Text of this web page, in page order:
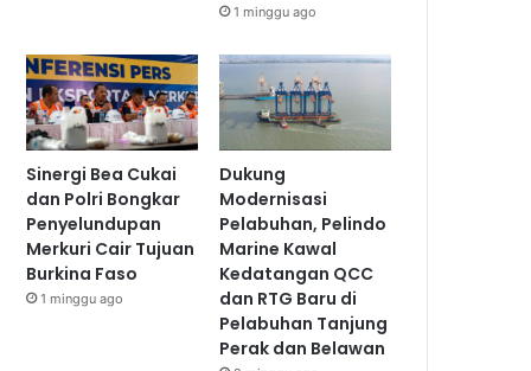
1 minggu ago
Sinergi Bea Cukai
dan Polri Bongkar
Penyelundupan
Merkuri Cair Tujuan
Burkina Faso
1 minggu ago
Dukung
Modernisasi
Pelabuhan, Pelindo
Marine Kawal
Kedatangan QCC
dan RTG Baru di
Pelabuhan Tanjung
Perak dan Belawan